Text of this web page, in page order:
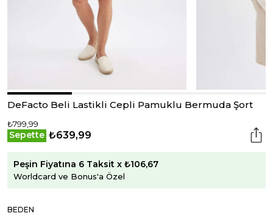
DeFacto Beli Lastikli Cepli Pamuklu Bermuda Şort
₺799,99
Sepette ₺639,99
Peşin Fiyatına 6 Taksit x ₺106,67
Worldcard ve Bonus'a Özel
BEDEN